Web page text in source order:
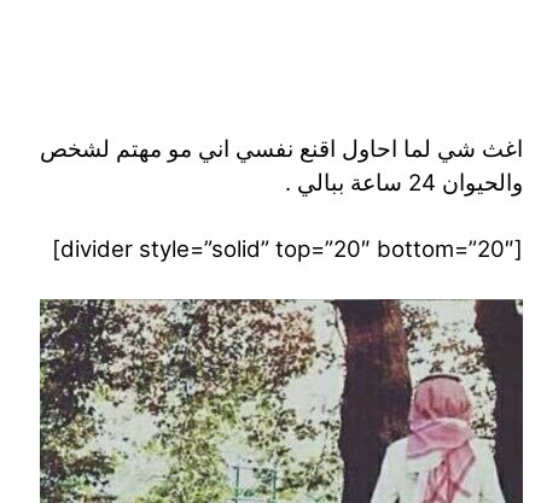
اغث شي لما احاول اقنع نفسي اني مو مهتم لشخص
والحيوان 24 ساعة ببالي .
[divider style=”solid” top=”20″ bottom=”20″]